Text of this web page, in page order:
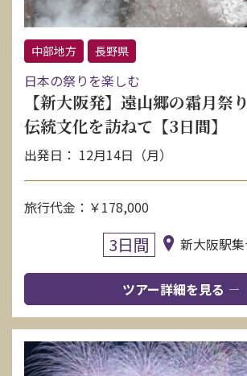
中部地方 長野県
日本の祭りを楽しむ
【新大阪発】遠山郷の霜月祭
伝統文化を訪ねて【3日間】
出発日： 12月14日（月）
旅行代金：￥178,000
3日間 新大阪駅
ツアー詳細を見る